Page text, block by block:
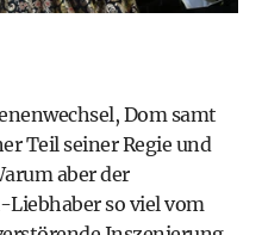
Dom samt
Teil seiner Regie und
aber der
so viel vom